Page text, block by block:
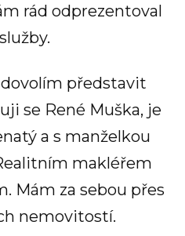
rád odprezentoval
dovolím představit
se René Muška, je
a s manželkou
makléřem
Mám za sebou přes
nemovitostí.